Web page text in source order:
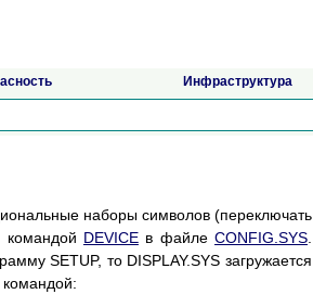
Инфраструктура
наборы символов (переключать
командой DEVICEв файлеCONFIG.SYS
SETUP, то DISPLAY.SYS загружается
командой: